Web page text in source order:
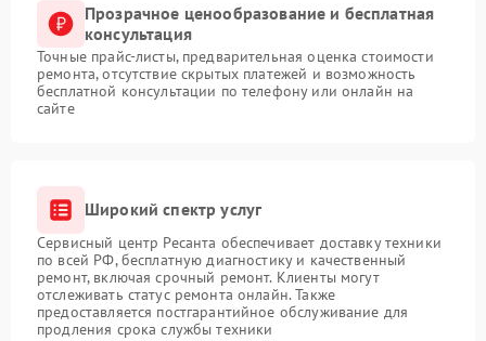
Прозрачное ценообразование и бесплатная
консультация
Точные прайс-листы, предварительная оценка стоимости
ремонта, отсутствие скрытых платежей и возможность
бесплатной консультации по телефону или онлайн на
сайте
Широкий спектр услуг
Сервисный центр Ресанта обеспечивает доставку техники
по всей РФ, бесплатную диагностику и качественный
ремонт, включая срочный ремонт. Клиенты могут
отслеживать статус ремонта онлайн. Также
предоставляется постгарантийное обслуживание для
продления срока службы техники